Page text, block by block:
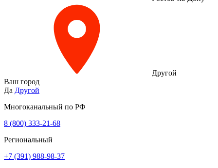
Другой
Ваш город
Да Другой
Многоканальный по РФ
8 (800) 333‑21-68
Региональный
+7 (391) 988-98-37